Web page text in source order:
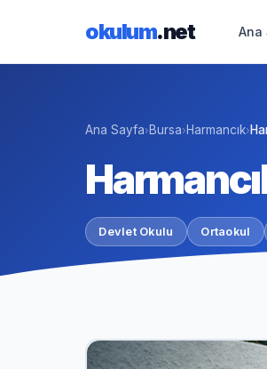
okulum.net Ana
Ana Sayfa› Bursa› Harmancık›
Devlet Okulu Ortaokul